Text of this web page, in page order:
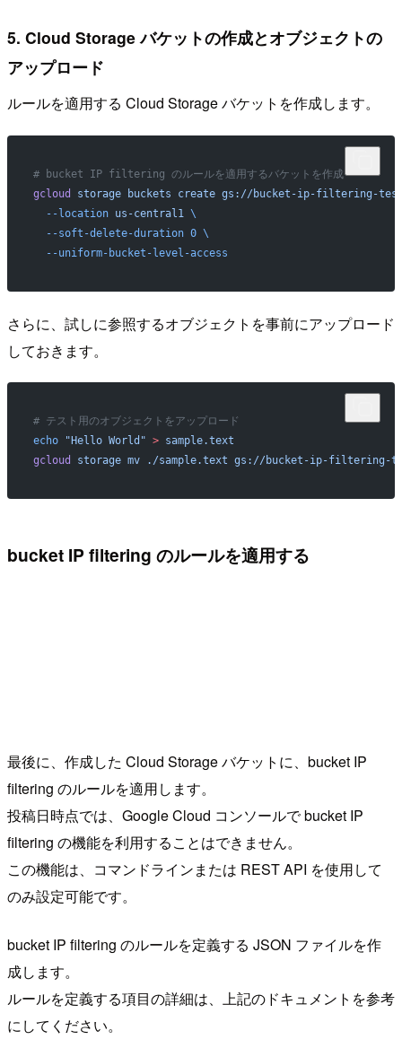
5. Cloud Storage バケットの作成とオブジェクトの
アップロード
ルールを適用する Cloud Storage バケットを作成します。
# bucket IP filtering のルールを適用するバケットを作成
gcloud
storage buckets create gs://bucket-ip-filtering-
  --location
us-central1 \
  --soft-delete-duration
0 \
  --uniform-bucket-level-access
さらに、試しに参照するオブジェクトを事前にアップロード
しておきます。
# テスト用のオブジェクトをアップロード
echo "Hello World" > sample.text
gcloud
storage mv ./sample.text gs://bucket-ip-filtering-
bucket IP filtering のルールを適用する
最後に、作成した Cloud Storage バケットに、bucket IP
filtering のルールを適用します。
投稿日時点では、Google Cloud コンソールで bucket IP
filtering の機能を利用することはできません。
この機能は、コマンドラインまたは REST API を使用して
のみ設定可能です。
bucket IP filtering のルールを定義する JSON ファイルを作
成します。
ルールを定義する項目の詳細は、上記のドキュメントを参考
にしてください。